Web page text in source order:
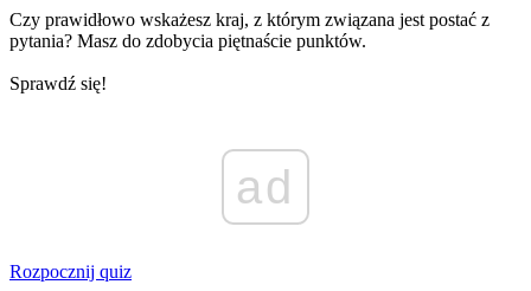
Czy prawidłowo wskażesz kraj, z którym związana jest postać z
pytania? Masz do zdobycia piętnaście punktów.
Sprawdź się!
ad
Rozpocznij quiz